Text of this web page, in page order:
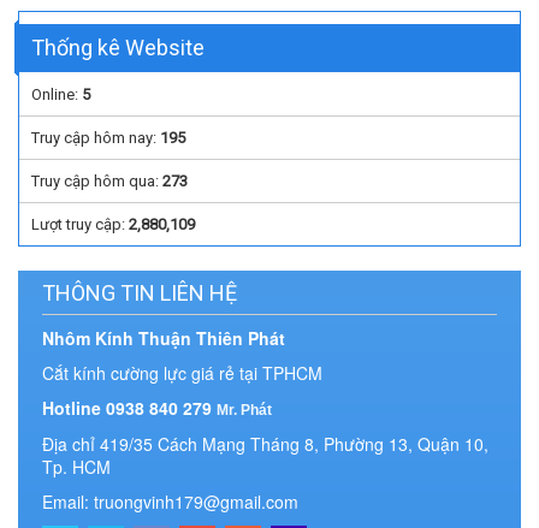
Thống kê Website
Online: 5
Truy cập hôm nay: 195
Truy cập hôm qua: 273
Lượt truy cập: 2,880,109
THÔNG TIN LIÊN HỆ
Nhôm Kính Thuận Thiên Phát
Cắt kính cường lực giá rẻ tại TPHCM
Hotline 0938 840 279 Mr. Phát
Địa chỉ 419/35 Cách Mạng Tháng 8, Phường 13, Quận 10,
Tp. HCM
Email: truongvinh179@gmail.com